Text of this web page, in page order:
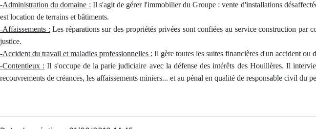
-Administration du domaine : Il s'agit de gérer l'immobilier du Groupe : vente d'installations
est location de terrains et bâtiments.
-Affaissements : Les réparations sur des propriétés privées sont confiées au service construction
justice.
-Accident du travail et maladies professionnelles : Il gère toutes les suites financières d'un accident ou
-Contentieux : Il s'occupe de la parie judiciaire avec la défense des intérêts des Houillères. Il
recouvrements de créances, les affaissements miniers... et au pénal en qualité de responsable civil du